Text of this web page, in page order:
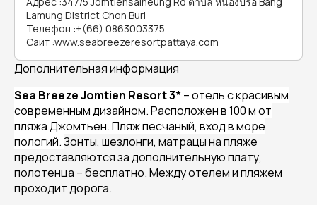
Lamung District Chon Buri
Телефон :+(66) 0863003375
Сайт :www.seabreezeresortpattaya.com
Дополнительная информация
Sea Breeze Jomtien Resort 3*– отель с красивым
современным дизайном. Расположен в 100 м от
пляжа Джомтьен. Пляж песчаный, вход в море
пологий.Зонты, шезлонги, матрацы на пляже
предоставляются за дополнительную плату,
полотенца – бесплатно. Между отелем и пляжем
проходит дорога.